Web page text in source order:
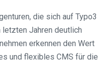
die sich auf Typo3
Jahren deutlich
erkennen den Wert
und flexibles CMS für die